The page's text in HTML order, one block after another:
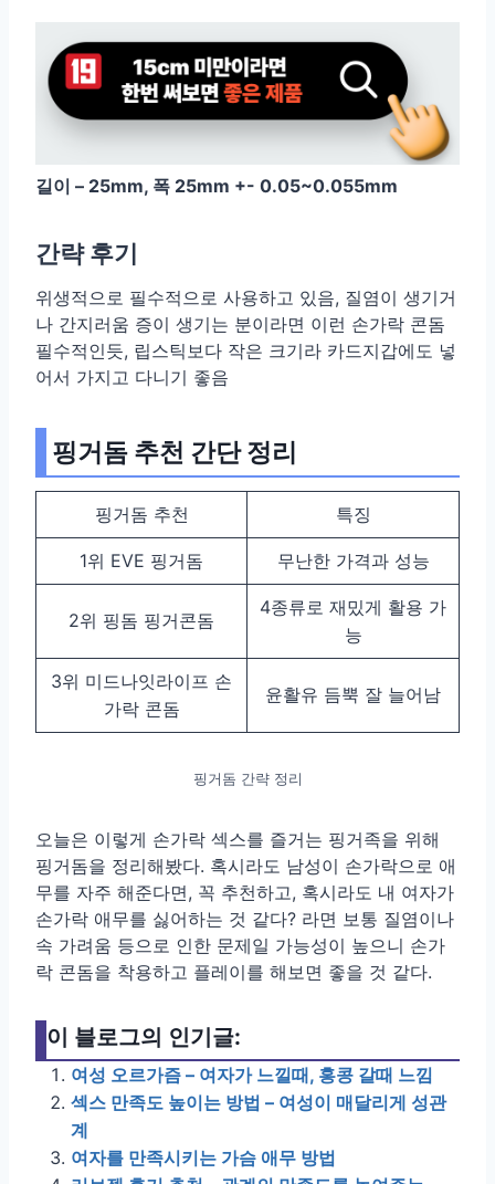
길이 – 25mm, 폭 25mm +- 0.05~0.055mm
간략 후기
위생적으로 필수적으로 사용하고 있음, 질염이 생기거
나 간지러움 증이 생기는 분이라면 이런 손가락 콘돔
필수적인듯, 립스틱보다 작은 크기라 카드지갑에도 넣
어서 가지고 다니기 좋음
핑거돔 추천 간단 정리
핑거돔 추천 특징
1위 EVE 핑거돔 무난한 가격과 성능
2위 핑돔 핑거콘돔
4종류로 재밌게 활용 가
능
3위 미드나잇라이프 손
가락 콘돔
윤활유 듬뿍 잘 늘어남
핑거돔 간략 정리
오늘은 이렇게 손가락 섹스를 즐거는 핑거족을 위해
핑거돔을 정리해봤다. 혹시라도 남성이 손가락으로 애
무를 자주 해준다면, 꼭 추천하고, 혹시라도 내 여자가
손가락 애무를 싫어하는 것 같다? 라면 보통 질염이나
속 가려움 등으로 인한 문제일 가능성이 높으니 손가
락 콘돔을 착용하고 플레이를 해보면 좋을 것 같다.
이 블로그의 인기글:
여성 오르가즘 – 여자가 느낄때, 홍콩 갈때 느낌
섹스 만족도 높이는 방법 – 여성이 매달리게 성관
계
여자를 만족시키는 가슴 애무 방법